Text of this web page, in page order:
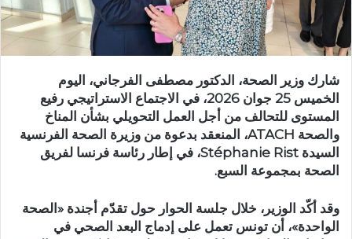
شارك وزير الصحة، الدكتور مصطفى الفرجاني، اليوم
الخميس 25 جوان 2026، في الاجتماع الاستراتيجي رفيع
المستوى للتحالف من أجل العمل التحويلي بشأن المناخ
والصحة ATACH، المنعقد بدعوة من وزيرة الصحة الفرنسية
السيدة Stéphanie Rist، في إطار رئاسة فرنسا لفريق
الصحة بمجموعة السبع.
وقد أكّد الوزير، خلال جلسة الحوار حول تقدّم أجندة «الصحة
الواحدة»، أن تونس تعمل على إدماج البعد الصحي في